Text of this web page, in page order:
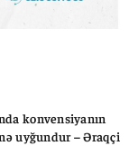
konvensiyanın
uyğundur – Əraqçi